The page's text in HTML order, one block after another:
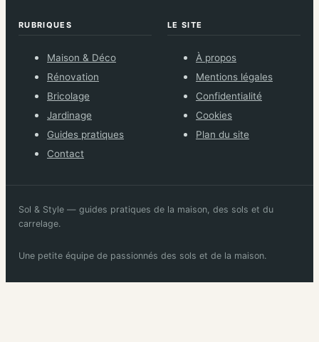
RUBRIQUES
Maison & Déco
Rénovation
Bricolage
Jardinage
Guides pratiques
Contact
LE SITE
À propos
Mentions légales
Confidentialité
Cookies
Plan du site
Sol & Style — guides pratiques de la maison, des sols et du
carrelage.
Une petite équipe de passionnés des sols et de la maison.